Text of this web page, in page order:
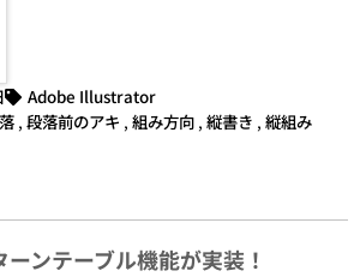
Adobe Illustrator
, 段落前のアキ , 組み方向 , 縦書き , 縦組み
ンテーブル機能が実装！